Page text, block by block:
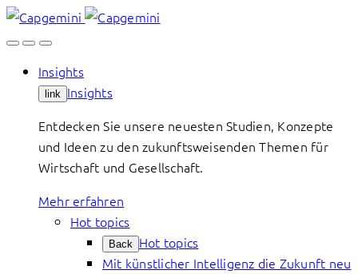
Skip
to
Insights
link Insights
Entdecken Sie unsere neuesten Studien, Konzepte
und Ideen zu den zukunftsweisenden Themen für
Wirtschaft und Gesellschaft.
Mehr erfahren
Hot topics
Back Hot topics
Mit künstlicher Intelligenz die Zukunft neu